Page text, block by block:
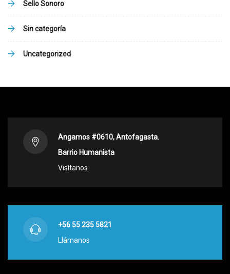
Sello Sonoro
Sin categoría
Uncategorized
Angamos #0610, Antofagasta.
Barrio Humanista
Visítanos
+56 55 235 5821
Llámanos